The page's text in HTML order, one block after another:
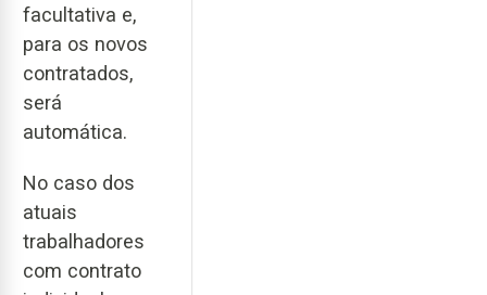
facultativa e,
para os novos
contratados,
será
automática.
No caso dos
atuais
trabalhadores
com contrato